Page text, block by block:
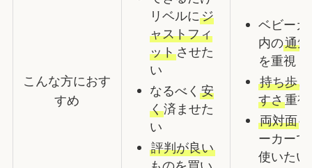
こんな方におす
すめ
リベルにジ
ャストフィ
ットさせた
い
なるべく安
く済ませた
い
評判が良い
ベビーカ
内の通
を重視
持ち歩
すさ重視
両対面
ーカーで
使いたい